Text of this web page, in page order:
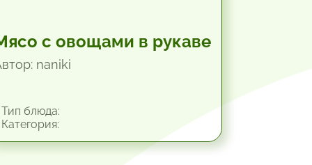
с овощами в рукаве
naniki
блюда: